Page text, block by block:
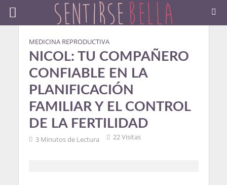
MEDICINA REPRODUCTIVA
NICOL: TU COMPAÑERO
CONFIABLE EN LA
PLANIFICACIÓN
FAMILIAR Y EL CONTROL
DE LA FERTILIDAD
3 Minutos de Lectura 22 Visitas